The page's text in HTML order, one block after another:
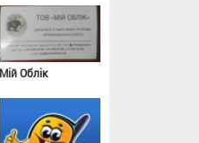
Мій Облік